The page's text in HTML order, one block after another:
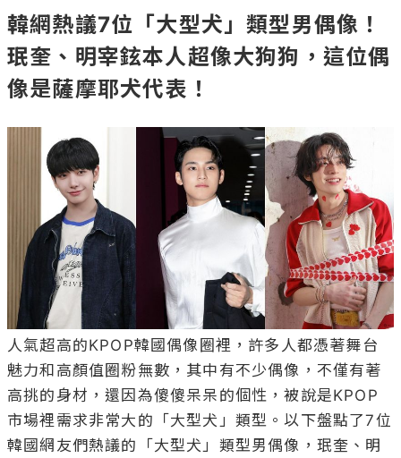
韓網熱議7位「大型犬」類型男偶像！
珉奎、明宰鉉本人超像大狗狗，這位偶
像是薩摩耶犬代表！
人氣超高的KPOP韓國偶像圈裡，許多人都憑著舞台
魅力和高顏值圈粉無數，其中有不少偶像，不僅有著
高挑的身材，還因為傻傻呆呆的個性，被說是KPOP
市場裡需求非常大的「大型犬」類型。以下盤點了7位
韓國網友們熱議的「大型犬」類型男偶像，珉奎、明